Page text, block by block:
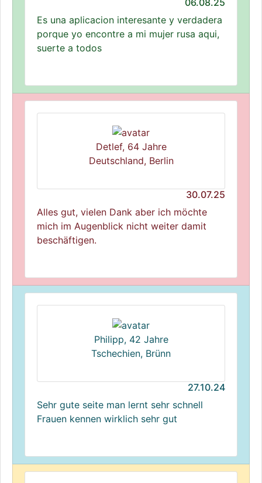
Es una aplicacion interesante y verdadera
porque yo encontre a mi mujer rusa aqui,
suerte a todos
Detlef, 64 Jahre
Deutschland, Berlin
30.07.25
Alles gut, vielen Dank aber ich möchte
mich im Augenblick nicht weiter damit
beschäftigen.
Philipp, 42 Jahre
Tschechien, Brünn
27.10.24
Sehr gute seite man lernt sehr schnell
Frauen kennen wirklich sehr gut